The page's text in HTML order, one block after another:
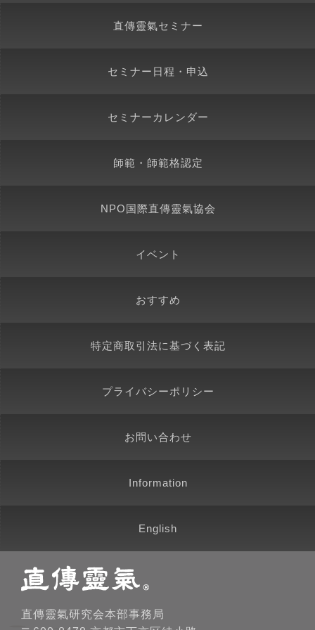
直傳靈氣セミナー
セミナー日程・申込
セミナーカレンダー
師範・師範格認定
NPO国際直傳靈氣協会
イベント
おすすめ
特定商取引法に基づく表記
プライバシーポリシー
お問い合わせ
Information
English
直傳靈氣研究会本部事務局